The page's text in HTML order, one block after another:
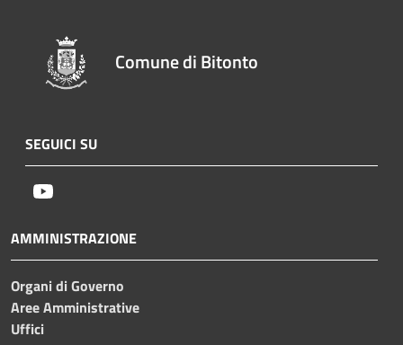
Comune di Bitonto
SEGUICI SU
AMMINISTRAZIONE
Organi di Governo
Aree Amministrative
Uffici